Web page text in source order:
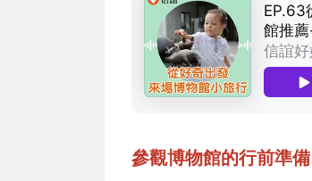
參觀博物館的行前準備